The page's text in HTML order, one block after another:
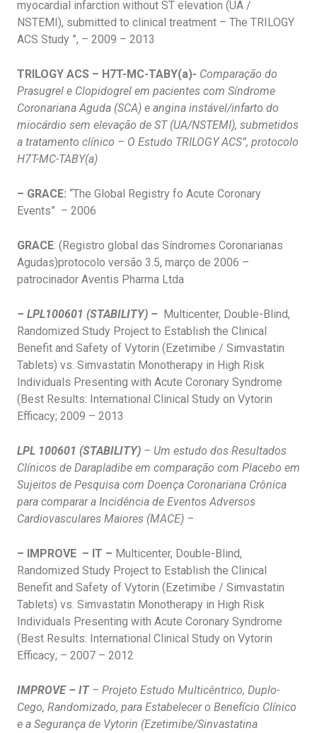
myocardial infarction without ST elevation (UA /
NSTEMI), submitted to clinical treatment – The TRILOGY
ACS Study ”, – 2009 – 2013
TRILOGY ACS – H7T-MC-TABY(a)- Comparação do
Prasugrel e Clopidogrel em pacientes com Síndrome
Coronariana Aguda (SCA) e angina instável/infarto do
miocárdio sem elevação de ST (UA/NSTEMI), submetidos
a tratamento clínico – O Estudo TRILOGY ACS”, protocolo
H7T-MC-TABY(a)
– GRACE: “The Global Registry fo Acute Coronary
Events” – 2006
GRACE: (Registro global das Síndromes Coronarianas
Agudas)protocolo versão 3.5, março de 2006 –
patrocinador Aventis Pharma Ltda
– LPL100601 (STABILITY) – Multicenter, Double-Blind,
Randomized Study Project to Establish the Clinical
Benefit and Safety of Vytorin (Ezetimibe / Simvastatin
Tablets) vs. Simvastatin Monotherapy in High Risk
Individuals Presenting with Acute Coronary Syndrome
(Best Results: International Clinical Study on Vytorin
Efficacy; 2009 – 2013
LPL 100601 (STABILITY) – Um estudo dos Resultados
Clínicos de Darapladibe em comparação com Placebo em
Sujeitos de Pesquisa com Doença Coronariana Crônica
para comparar a Incidência de Eventos Adversos
Cardiovasculares Maiores (MACE) –
– IMPROVE – IT – Multicenter, Double-Blind,
Randomized Study Project to Establish the Clinical
Benefit and Safety of Vytorin (Ezetimibe / Simvastatin
Tablets) vs. Simvastatin Monotherapy in High Risk
Individuals Presenting with Acute Coronary Syndrome
(Best Results: International Clinical Study on Vytorin
Efficacy; – 2007 – 2012
IMPROVE – IT– Projeto Estudo Multicêntrico, Duplo-
Cego, Randomizado, para Estabelecer o Benefício Clínico
e a Segurança de Vytorin (Ezetimibe/Sinvastatina